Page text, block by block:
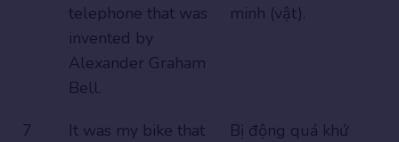
telephone that was
invented by
Alexander Graham
Bell.
minh (vật).
7
It was my bike that
Bị động quá khứ